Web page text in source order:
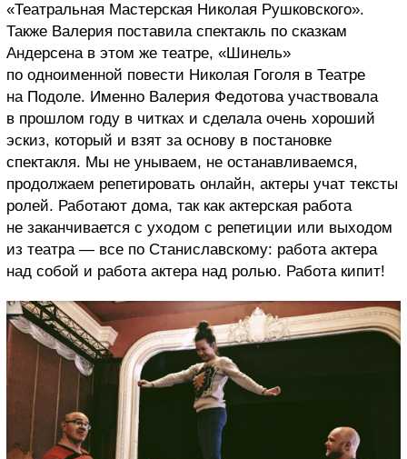
«Театральная Мастерская Николая Рушковского».
Также Валерия поставила спектакль по сказкам
Андерсена в этом же театре, «Шинель»
по одноименной повести Николая Гоголя в Театре
на Подоле. Именно Валерия Федотова участвовала
в прошлом году в читках и сделала очень хороший
эскиз, который и взят за основу в постановке
спектакля. Мы не унываем, не останавливаемся,
продолжаем репетировать онлайн, актеры учат тексты
ролей. Работают дома, так как актерская работа
не заканчивается с уходом с репетиции или выходом
из театра — все по Станиславскому: работа актера
над собой и работа актера над ролью. Работа кипит!